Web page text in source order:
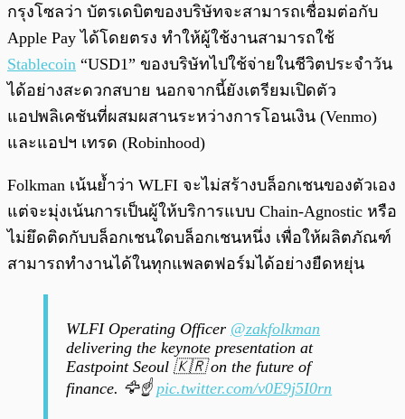
กรุงโซลว่า บัตรเดบิตของบริษัทจะสามารถเชื่อมต่อกับ
Apple Pay ได้โดยตรง ทำให้ผู้ใช้งานสามารถใช้
Stablecoin “USD1” ของบริษัทไปใช้จ่ายในชีวิตประจำวัน
ได้อย่างสะดวกสบาย นอกจากนี้ยังเตรียมเปิดตัว
แอปพลิเคชันที่ผสมผสานระหว่างการโอนเงิน (Venmo)
และแอปฯ เทรด (Robinhood)
Folkman เน้นย้ำว่า WLFI จะไม่สร้างบล็อกเชนของตัวเอง
แต่จะมุ่งเน้นการเป็นผู้ให้บริการแบบ Chain-Agnostic หรือ
ไม่ยึดติดกับบล็อกเชนใดบล็อกเชนหนึ่ง เพื่อให้ผลิตภัณฑ์
สามารถทำงานได้ในทุกแพลตฟอร์มได้อย่างยืดหยุ่น
WLFI Operating Officer @zakfolkman
delivering the keynote presentation at
Eastpoint Seoul 🇰🇷 on the future of
finance. 🦅☝️ pic.twitter.com/v0E9j5I0rn